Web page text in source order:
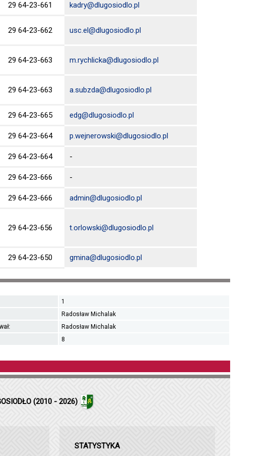
29 64-23-661 kadry@dlugosiodlo.pl
29 64-23-662 usc.el@dlugosiodlo.pl
29 64-23-663 m.rychlicka@dlugosiodlo.pl
29 64-23-663 a.subzda@dlugosiodlo.pl
29 64-23-665 edg@dlugosiodlo.pl
29 64-23-664 p.wejnerowski@dlugosiodlo.pl
29 64-23-664 -
29 64-23-666 -
29 64-23-666 admin@dlugosiodlo.pl
29 64-23-656 t.orlowski@dlugosiodlo.pl
29 64-23-650 gmina@dlugosiodlo.pl
1
Radosław Michalak
Radosław Michalak
8
(2010 - 2026)
STATYSTYKA